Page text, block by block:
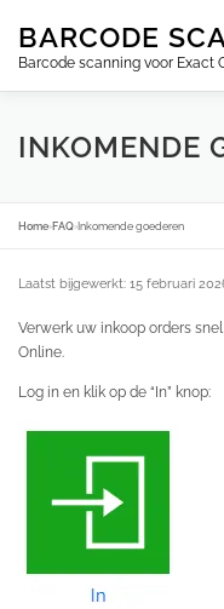
naarBARCODE
Barcode scanning voor Exact
ABONNEMENTEN
INLOGGEN
INKOMENDE
Home›FAQ› Inkomende goederen
Laatst bijgewerkt: 15 februari
Verwerk uw inkoop orders
Online.
Log in en klik op de “In” knop: